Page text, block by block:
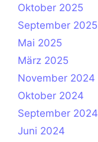
Oktober 2025
September 2025
Mai 2025
März 2025
November 2024
Oktober 2024
September 2024
Juni 2024